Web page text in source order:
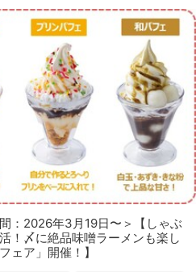
：2026年3月19日〜＞【しゃぶ
！〆に絶品味噌ラーメンも楽し
ェア」開催！】